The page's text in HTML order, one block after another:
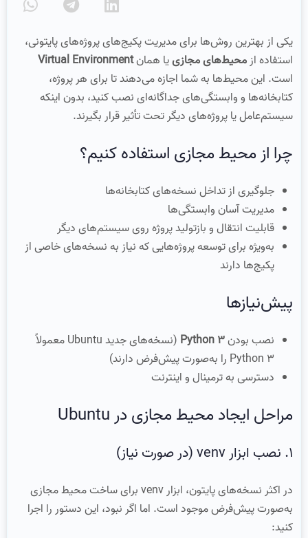
یکی از بهترین روش‌ها برای مدیریت پکیج‌های پروژه‌های پایتونی،
استفاده ازمحیط‌های مجازییا همانVirtual Environment
است. این محیط‌ها به شما اجازه می‌دهند تا برای هر پروژه،
کتابخانه‌ها و وابستگی‌های جداگانه‌ای نصب کنید، بدون اینکه
سیستم‌عامل یا پروژه‌های دیگر تحت تأثیر قرار بگیرند.
چرا از محیط مجازی استفاده کنیم؟
جلوگیری از تداخل نسخه‌های کتابخانه‌ها
مدیریت آسان وابستگی‌ها
قابلیت انتقال و بازتولید پروژه روی سیستم‌های دیگر
به‌ویژه برای توسعه پروژه‌هایی که نیاز به نسخه‌های خاصی از
پکیج‌ها دارند
پیش‌نیازها
نصب بودنPython 3
(نسخه‌های جدید Ubuntu معمولاً
Python 3 را به‌صورت پیش‌فرض دارند)
دسترسی به ترمینال و اینترنت
مراحل ایجاد محیط مجازی در Ubuntu
۱. نصب ابزار venv (در صورت نیاز)
در اکثر نسخه‌های پایتون، ابزار venv برای ساخت محیط مجازی
به‌صورت پیش‌فرض موجود است. اما اگر نبود، این دستور را اجرا
کنید: